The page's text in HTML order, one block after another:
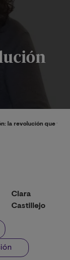
la revolución que
Clara
Castillejo